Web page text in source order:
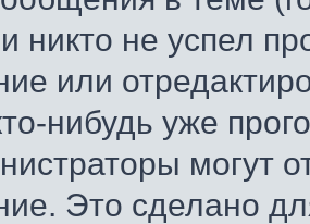
никто не успел
или
нибудь уже
могут
Это сделано